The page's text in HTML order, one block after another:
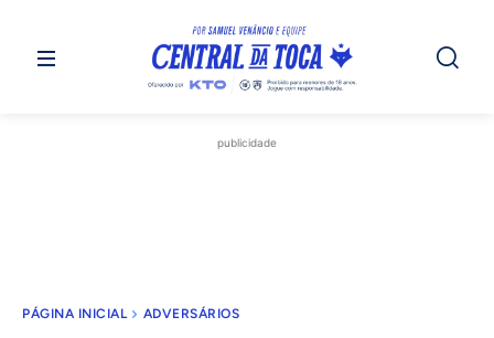
publicidade
PÁGINA INICIAL ADVERSÁRIOS